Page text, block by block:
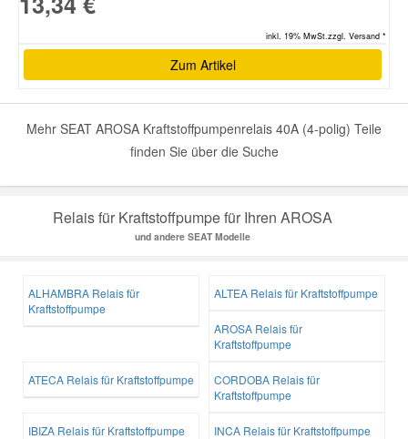
inkl. 19% MwSt.zzgl. Versand *
Zum Artikel
Mehr SEAT AROSA Kraftstoffpumpenrelais 40A (4-polig) Teile
finden Sie über die Suche
Relais für Kraftstoffpumpe für Ihren AROSA
und andere SEAT Modelle
ALHAMBRA Relais für
Kraftstoffpumpe
ALTEA Relais für Kraftstoffpumpe
AROSA Relais für
Kraftstoffpumpe
ATECA Relais für Kraftstoffpumpe
CORDOBA Relais für
Kraftstoffpumpe
IBIZA Relais für Kraftstoffpumpe INCA Relais für Kraftstoffpumpe
Smart Ersatzteile
Suzuki Ersatzteile
Toyota Ersatzteile